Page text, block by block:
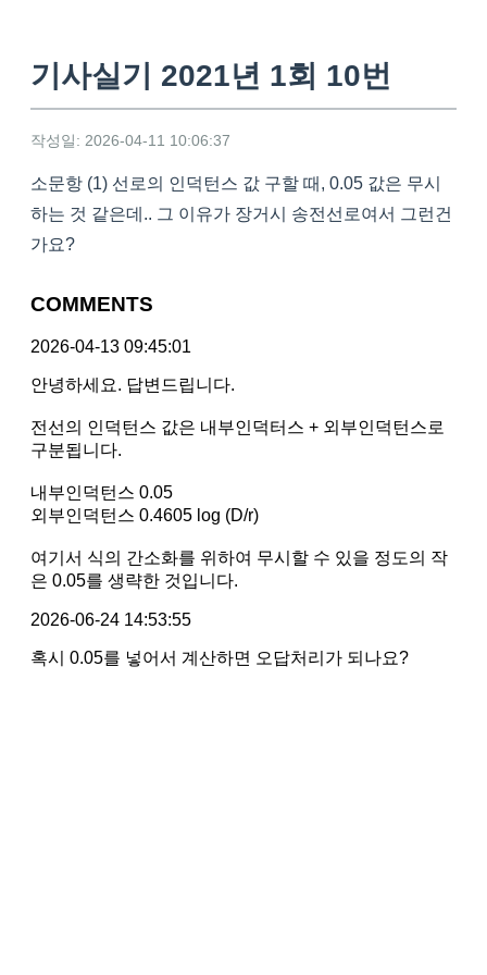
기사실기 2021년 1회 10번
작성일: 2026-04-11 10:06:37
소문항 (1) 선로의 인덕턴스 값 구할 때, 0.05 값은 무시
하는 것 같은데.. 그 이유가 장거시 송전선로여서 그런건
가요?
COMMENTS
2026-04-13 09:45:01
안녕하세요. 답변드립니다.
전선의 인덕턴스 값은 내부인덕터스 + 외부인덕턴스로
구분됩니다.
내부인덕턴스 0.05
외부인덕턴스 0.4605 log (D/r)
여기서 식의 간소화를 위하여 무시할 수 있을 정도의 작
은 0.05를 생략한 것입니다.
2026-06-24 14:53:55
혹시 0.05를 넣어서 계산하면 오답처리가 되나요?